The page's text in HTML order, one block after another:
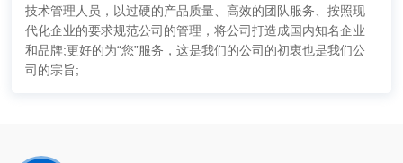
技术管理人员，以过硬的产品质量、高效的团队服务、按照现
代化企业的要求规范公司的管理，将公司打造成国内知名企业
和品牌;更好的为“您”服务，这是我们的公司的初衷也是我们公
司的宗旨;